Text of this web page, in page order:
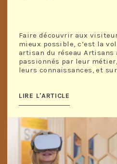
Faire découvrir aux
mieux possible, c’est la
artisan du réseau Artisans
passionnés par leur
leurs connaissances, et
LIRE L'ARTICLE